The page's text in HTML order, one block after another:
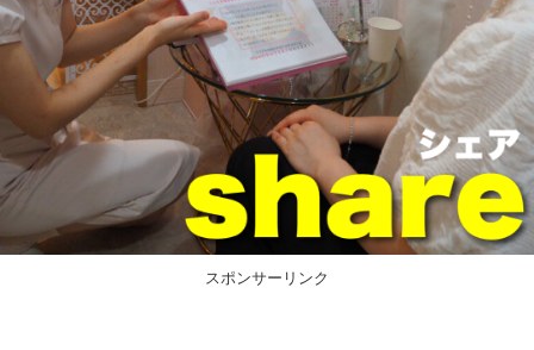
スポンサーリンク